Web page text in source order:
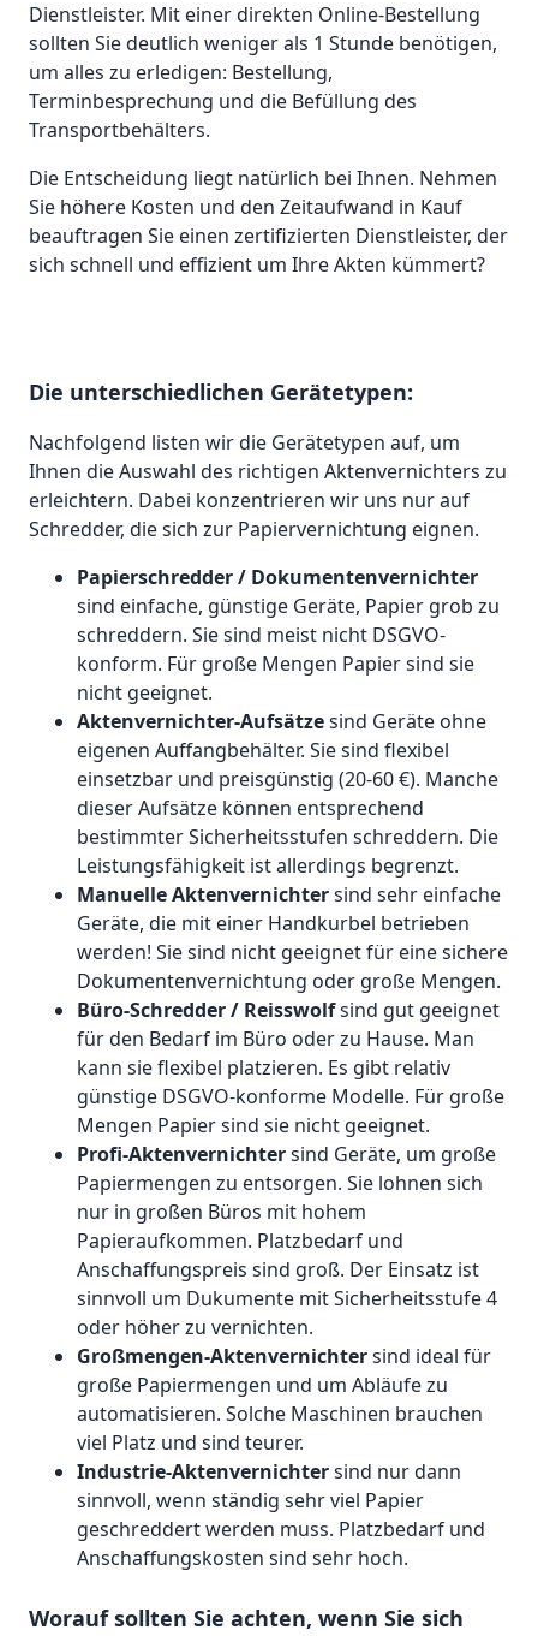
Dienstleister. Mit einer direkten Online-Bestellung
sollten Sie deutlich weniger als 1 Stunde benötigen,
um alles zu erledigen: Bestellung,
Terminbesprechung und die Befüllung des
Transportbehälters.
Die Entscheidung liegt natürlich bei Ihnen. Nehmen
Sie höhere Kosten und den Zeitaufwand in Kauf
beauftragen Sie einen zertifizierten Dienstleister, der
sich schnell und effizient um Ihre Akten kümmert?
Die unterschiedlichen Gerätetypen:
Nachfolgend listen wir die Gerätetypen auf, um
Ihnen die Auswahl des richtigen Aktenvernichters zu
erleichtern. Dabei konzentrieren wir uns nur auf
Schredder, die sich zur Papiervernichtung eignen.
Papierschredder / Dokumentenvernichter
sind einfache, günstige Geräte, Papier grob zu
schreddern. Sie sind meist nicht DSGVO-
konform. Für große Mengen Papier sind sie
nicht geeignet.
Aktenvernichter-Aufsätzesind Geräte ohne
eigenen Auffangbehälter. Sie sind flexibel
einsetzbar und preisgünstig (20-60 €). Manche
dieser Aufsätze können entsprechend
bestimmter Sicherheitsstufen schreddern. Die
Leistungsfähigkeit ist allerdings begrenzt.
Manuelle Aktenvernichtersind sehr einfache
Geräte, die mit einer Handkurbel betrieben
werden! Sie sind nicht geeignet für eine sichere
Dokumentenvernichtung oder große Mengen.
Büro-Schredder / Reisswolfsind gut geeignet
für den Bedarf im Büro oder zu Hause. Man
kann sie flexibel platzieren. Es gibt relativ
günstige DSGVO-konforme Modelle. Für große
Mengen Papier sind sie nicht geeignet.
Profi-Aktenvernichtersind Geräte, um große
Papiermengen zu entsorgen. Sie lohnen sich
nur in großen Büros mit hohem
Papieraufkommen. Platzbedarf und
Anschaffungspreis sind groß. Der Einsatz ist
sinnvoll um Dukumente mit Sicherheitsstufe 4
oder höher zu vernichten.
Großmengen-Aktenvernichtersind ideal für
große Papiermengen und um Abläufe zu
automatisieren. Solche Maschinen brauchen
viel Platz und sind teurer.
Industrie-Aktenvernichtersind nur dann
sinnvoll, wenn ständig sehr viel Papier
geschreddert werden muss. Platzbedarf und
Anschaffungskosten sind sehr hoch.
Worauf sollten Sie achten, wenn Sie sich